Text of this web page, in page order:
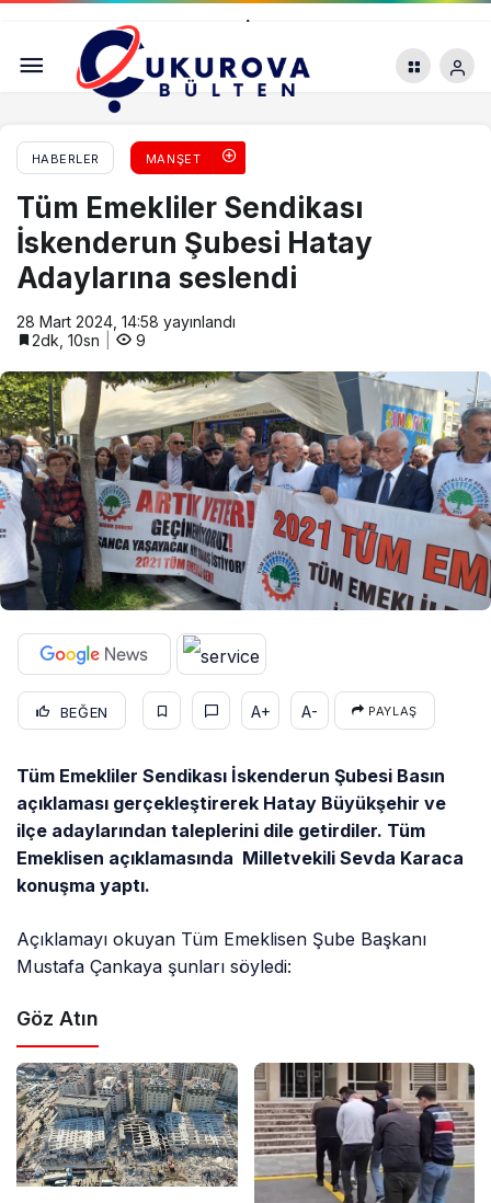
HABERLER MANŞET
Tüm Emekliler Sendikası
İskenderun Şubesi Hatay
Adaylarına seslendi
28 Mart 2024, 14:58 yayınlandı
2dk, 10sn
9
BEĞEN A+ A- PAYLAŞ
Tüm Emekliler Sendikası İskenderun Şubesi Basın
açıklaması gerçekleştirerek Hatay Büyükşehir ve
ilçe adaylarından taleplerini dile getirdiler. Tüm
Emeklisen açıklamasında Milletvekili Sevda Karaca
konuşma yaptı.
Açıklamayı okuyan Tüm Emeklisen Şube Başkanı
Mustafa Çankaya şunları söyledi:
Göz Atın
Tüm Emekliler Sendikası İskenderun Şubesi’nden
basın açıklaması